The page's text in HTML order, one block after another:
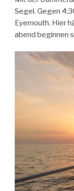
Segel. Gegen
Eyemouth. Hier
abend beginnen